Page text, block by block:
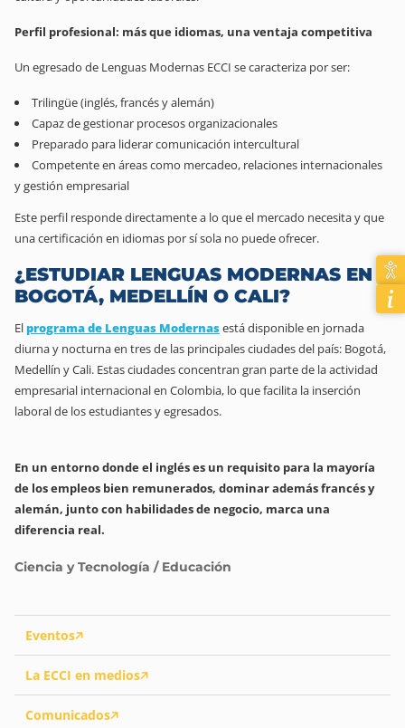
Eventos
La ECCI en medios
Comunicados
Perfil profesional: más que idiomas, una ventaja competitiva
Un egresado de Lenguas Modernas ECCI se caracteriza por ser:
Trilingüe (inglés, francés y alemán)
Capaz de gestionar procesos organizacionales
Preparado para liderar comunicación intercultural
Competente en áreas como mercadeo, relaciones internacionales
y gestión empresarial
Este perfil responde directamente a lo que el mercado necesita y que
una certificación en idiomas por sí sola no puede ofrecer.
¿ESTUDIAR LENGUAS MODERNAS EN
BOGOTÁ, MEDELLÍN O CALI?
Elprograma de Lenguas Modernasestá disponible en jornada
diurna y nocturna en tres de las principales ciudades del país: Bogotá,
Medellín y Cali. Estas ciudades concentran gran parte de la actividad
empresarial internacional en Colombia, lo que facilita la inserción
laboral de los estudiantes y egresados.
En un entorno donde el inglés es un requisito para la mayoría
de los empleos bien remunerados, dominar además francés y
alemán, junto con habilidades de negocio, marca una
diferencia real.
Ciencia y Tecnología / Educación